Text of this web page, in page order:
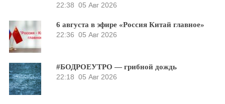
22:38 05 Авг 2026
6 августа в эфире «Россия Китай главное»
22:36 05 Авг 2026
#БОДРОЕУТРО — грибной дождь
22:18 05 Авг 2026